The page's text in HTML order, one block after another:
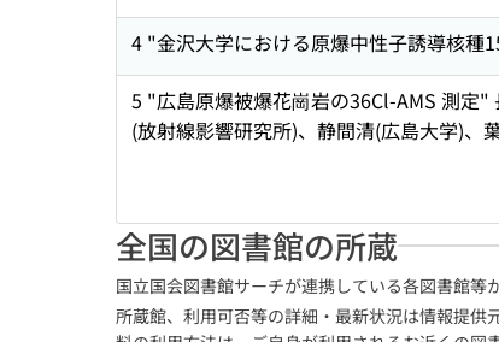
4 "金沢大学における原爆中性子誘導核種
5 "広島原爆被爆花崗岩の36Cl-AMS 測定"
(放射線影響研究所)、静間清(広島大学)、
全国の図書館の所蔵
国立国会図書館サーチが連携している各図書館等
所蔵館、利用可否等の詳細・最新状況は情報提